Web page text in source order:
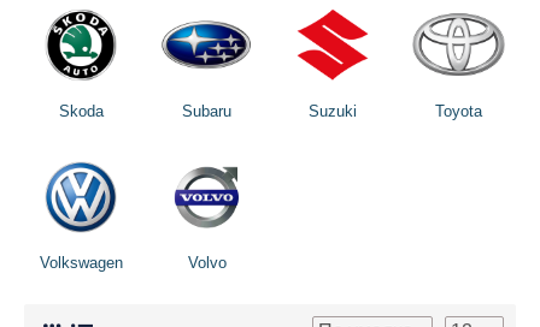
Skoda Subaru Suzuki Toyota
Volkswagen Volvo